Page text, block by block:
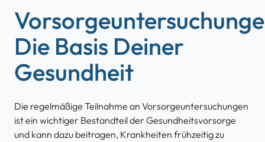
Die Basis Deiner
Gesundheit
Die regelmäßige Teilnahme an Vorsorgeuntersuchungen
ist ein wichtiger Bestandteil der Gesundheitsvorsorge
und kann dazu beitragen, Krankheiten frühzeitig zu